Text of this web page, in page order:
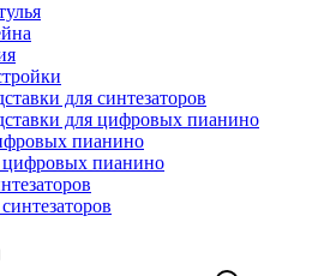
для синтезаторов
для цифровых пианино
пианино
пианино